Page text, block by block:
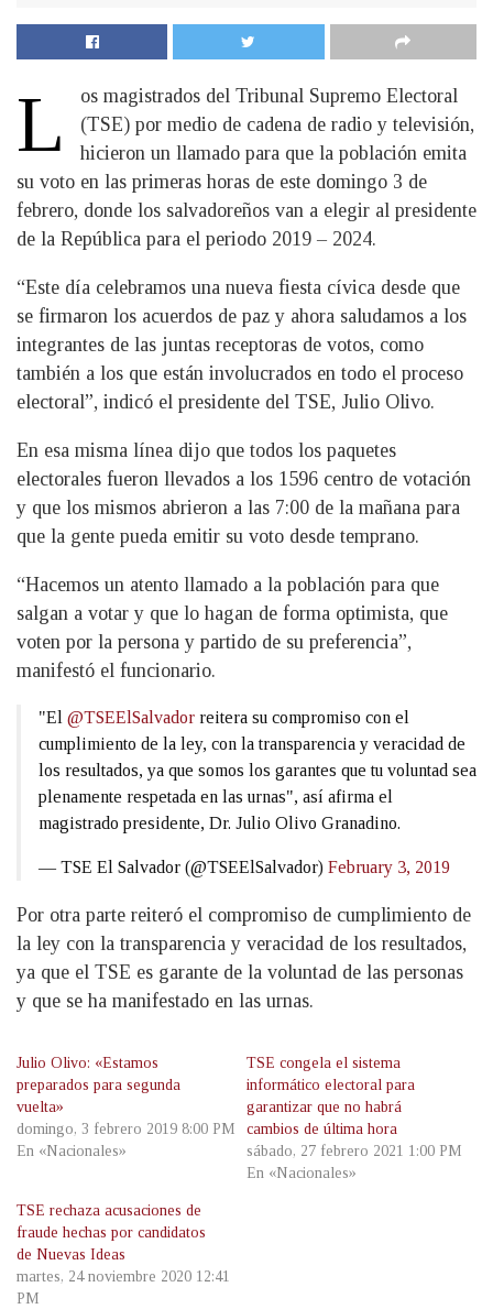
L
os magistrados del Tribunal Supremo Electoral
(TSE) por medio de cadena de radio y televisión,
hicieron un llamado para que la población emita
su voto en las primeras horas de este domingo 3 de
febrero, donde los salvadoreños van a elegir al presidente
de la República para el periodo 2019 – 2024.
“Este día celebramos una nueva fiesta cívica desde que
se firmaron los acuerdos de paz y ahora saludamos a los
integrantes de las juntas receptoras de votos, como
también a los que están involucrados en todo el proceso
electoral”, indicó el presidente del TSE, Julio Olivo.
En esa misma línea dijo que todos los paquetes
electorales fueron llevados a los 1596 centro de votación
y que los mismos abrieron a las 7:00 de la mañana para
que la gente pueda emitir su voto desde temprano.
“Hacemos un atento llamado a la población para que
salgan a votar y que lo hagan de forma optimista, que
voten por la persona y partido de su preferencia”,
manifestó el funcionario.
"El @TSEElSalvador reitera su compromiso con el
cumplimiento de la ley, con la transparencia y veracidad de
los resultados, ya que somos los garantes que tu voluntad sea
plenamente respetada en las urnas", así afirma el
magistrado presidente, Dr. Julio Olivo Granadino.
— TSE El Salvador (@TSEElSalvador) February 3, 2019
Por otra parte reiteró el compromiso de cumplimiento de
la ley con la transparencia y veracidad de los resultados,
ya que el TSE es garante de la voluntad de las personas
y que se ha manifestado en las urnas.
Julio Olivo: «Estamos
preparados para segunda
vuelta»
domingo, 3 febrero 2019 8:00 PM
En «Nacionales»
TSE congela el sistema
informático electoral para
garantizar que no habrá
cambios de última hora
sábado, 27 febrero 2021 1:00 PM
En «Nacionales»
TSE rechaza acusaciones de
fraude hechas por candidatos
de Nuevas Ideas
martes, 24 noviembre 2020 12:41
PM